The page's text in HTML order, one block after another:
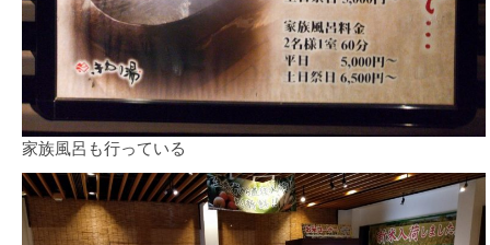
家族風呂も行っている